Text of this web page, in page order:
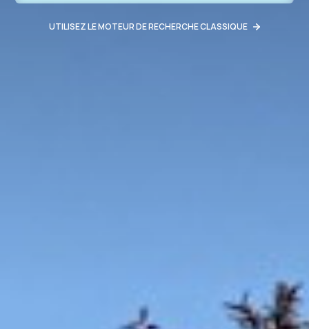
UTILISEZ LE MOTEUR DE RECHERCHE CLASSIQUE